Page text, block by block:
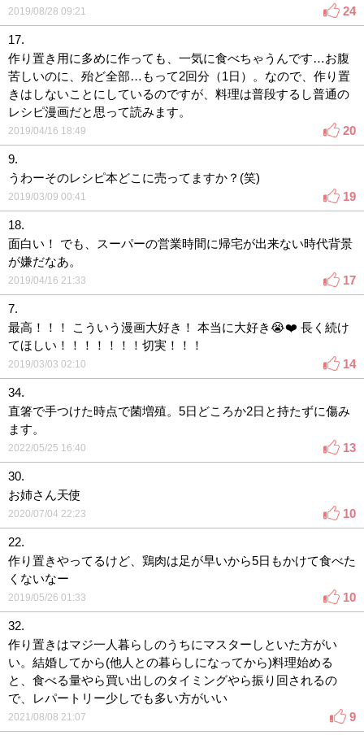
2019/08/28 09:21 24
17.
作り置き用に多めに作っても、一気に食べちゃうんです…お腹
苦しいのに、殆ど全部…もって2回分（1日）。なので、作り置
きはしないことにしているのですが、料理は普段するし普通の
レシピ漫画だと思って読みます。
2019/04/16 18:49 20
9.
うわーそのレシピ本どこに売ってますか？(笑)
2019/03/09 00:41 19
18.
面白い！ でも、スーパーの営業時間に帰宅が出来ない時代背景
が嫌だなあ。
2019/04/16 21:33 17
7.
最高！！！ こういう漫画大好き！ 本当に大好き😭❤️ 長く続け
てほしい！！！！！！！切実！！！
2019/03/03 02:10 14
34.
直箸で手つけた時点で菌増殖。5日どころか2日と持たずに傷み
ます。
2022/05/25 16:40 13
30.
お姉さん天使
2020/07/04 22:23 10
22.
作り置きやってるけど、鶏肉は足が早いから5日もかけて食べた
くないなー
2019/05/26 01:33 10
32.
作り置きはマジ一人暮らしのうちにマスターしといた方がい
い。結婚してから(他人との暮らしになってから)料理始める
と、食べる量やら買い出しのタイミングやら振り回されるの
で、レパートリー少しでも多い方がいい
2021/08/08 21:07 9